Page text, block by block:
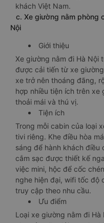
khách Việt Nam.
c. Xe giường nằm phòng
Nội
Giới thiệu
Xe giường nằm đi Hà Nội
được cải tiến từ xe
xe trở nên thoáng đãng,
hợp nhiều tiện ích trên xe
thoải mái và thú vị.
Tiện ích
Trong mỗi cabin của loại
tivi riêng. Khe điều hòa
sáng để hành khách điều
cắm sạc được thiết kế
việc mini, hộc để cốc
nghe hiện đại, wifi tốc độ
truy cập theo nhu cầu.
Ưu điểm
Loại xe giường nằm đi Hà